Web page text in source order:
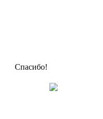
Спасибо!